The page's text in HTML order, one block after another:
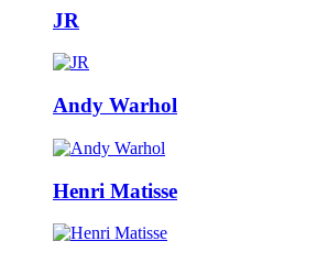
JR
Andy Warhol
Henri Matisse